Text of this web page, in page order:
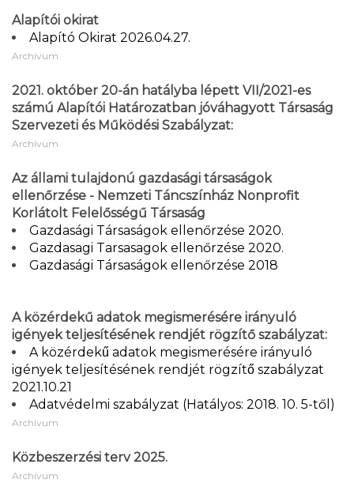
Alapítói okirat
Alapító Okirat 2026.04.27.
Archívum
2021. október 20-án hatályba lépett VII/2021-es
számú Alapítói Határozatban jóváhagyott Társaság
Szervezeti és Működési Szabályzat:
Archívum
Az állami tulajdonú gazdasági társaságok
ellenőrzése - Nemzeti Táncszínház Nonprofit
Korlátolt Felelősségű Társaság
Gazdasági Társaságok ellenőrzése 2020.
Gazdasagi Tarsasagok ellenőrzése 2020.
Gazdasági Társaságok ellenőrzése 2018
A közérdekű adatok megismerésére irányuló
igények teljesítésének rendjét rögzítő szabályzat:
A közérdekű adatok megismerésére irányuló
igények teljesítésének rendjét rögzítő szabályzat
2021.10.21
Adatvédelmi szabályzat (Hatályos: 2018. 10. 5-től)
Archívum
Közbeszerzési terv 2025.
Archívum